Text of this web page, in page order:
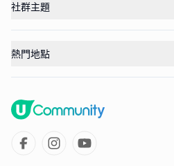
社群主題
熱門地點